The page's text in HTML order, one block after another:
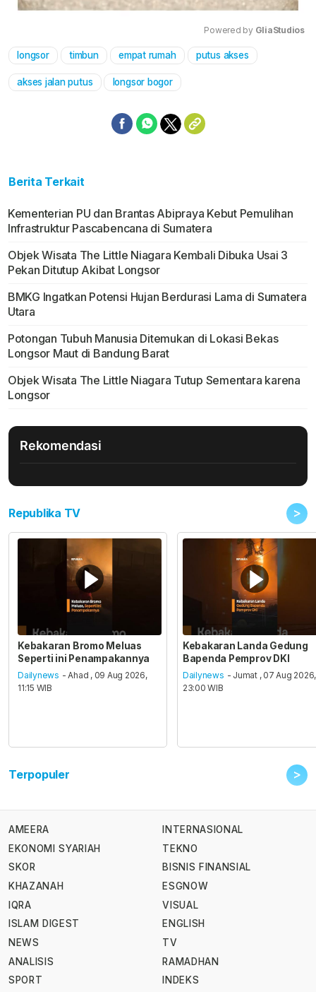
Mute
Powered by GliaStudios
longsor timbun empat rumah putus akses
akses jalan putus longsor bogor
Berita Terkait
Kementerian PU dan Brantas Abipraya Kebut Pemulihan
Infrastruktur Pascabencana di Sumatera
Objek Wisata The Little Niagara Kembali Dibuka Usai 3
Pekan Ditutup Akibat Longsor
BMKG Ingatkan Potensi Hujan Berdurasi Lama di Sumatera
Utara
Potongan Tubuh Manusia Ditemukan di Lokasi Bekas
Longsor Maut di Bandung Barat
Objek Wisata The Little Niagara Tutup Sementara karena
Longsor
Rekomendasi
Republika TV >
Kebakaran Bromo Meluas
Seperti ini Penampakannya
Dailynews - Ahad , 09 Aug 2026,
11:15 WIB
Kebakaran Landa Gedung
Bapenda Pemprov DKI
Dailynews - Jumat , 07 Aug 2026,
23:00 WIB
Terpopuler >
AMEERA
EKONOMI SYARIAH
SKOR
KHAZANAH
IQRA
ISLAM DIGEST
NEWS
ANALISIS
SPORT
INTERNASIONAL
TEKNO
BISNIS FINANSIAL
ESGNOW
VISUAL
ENGLISH
TV
RAMADHAN
INDEKS